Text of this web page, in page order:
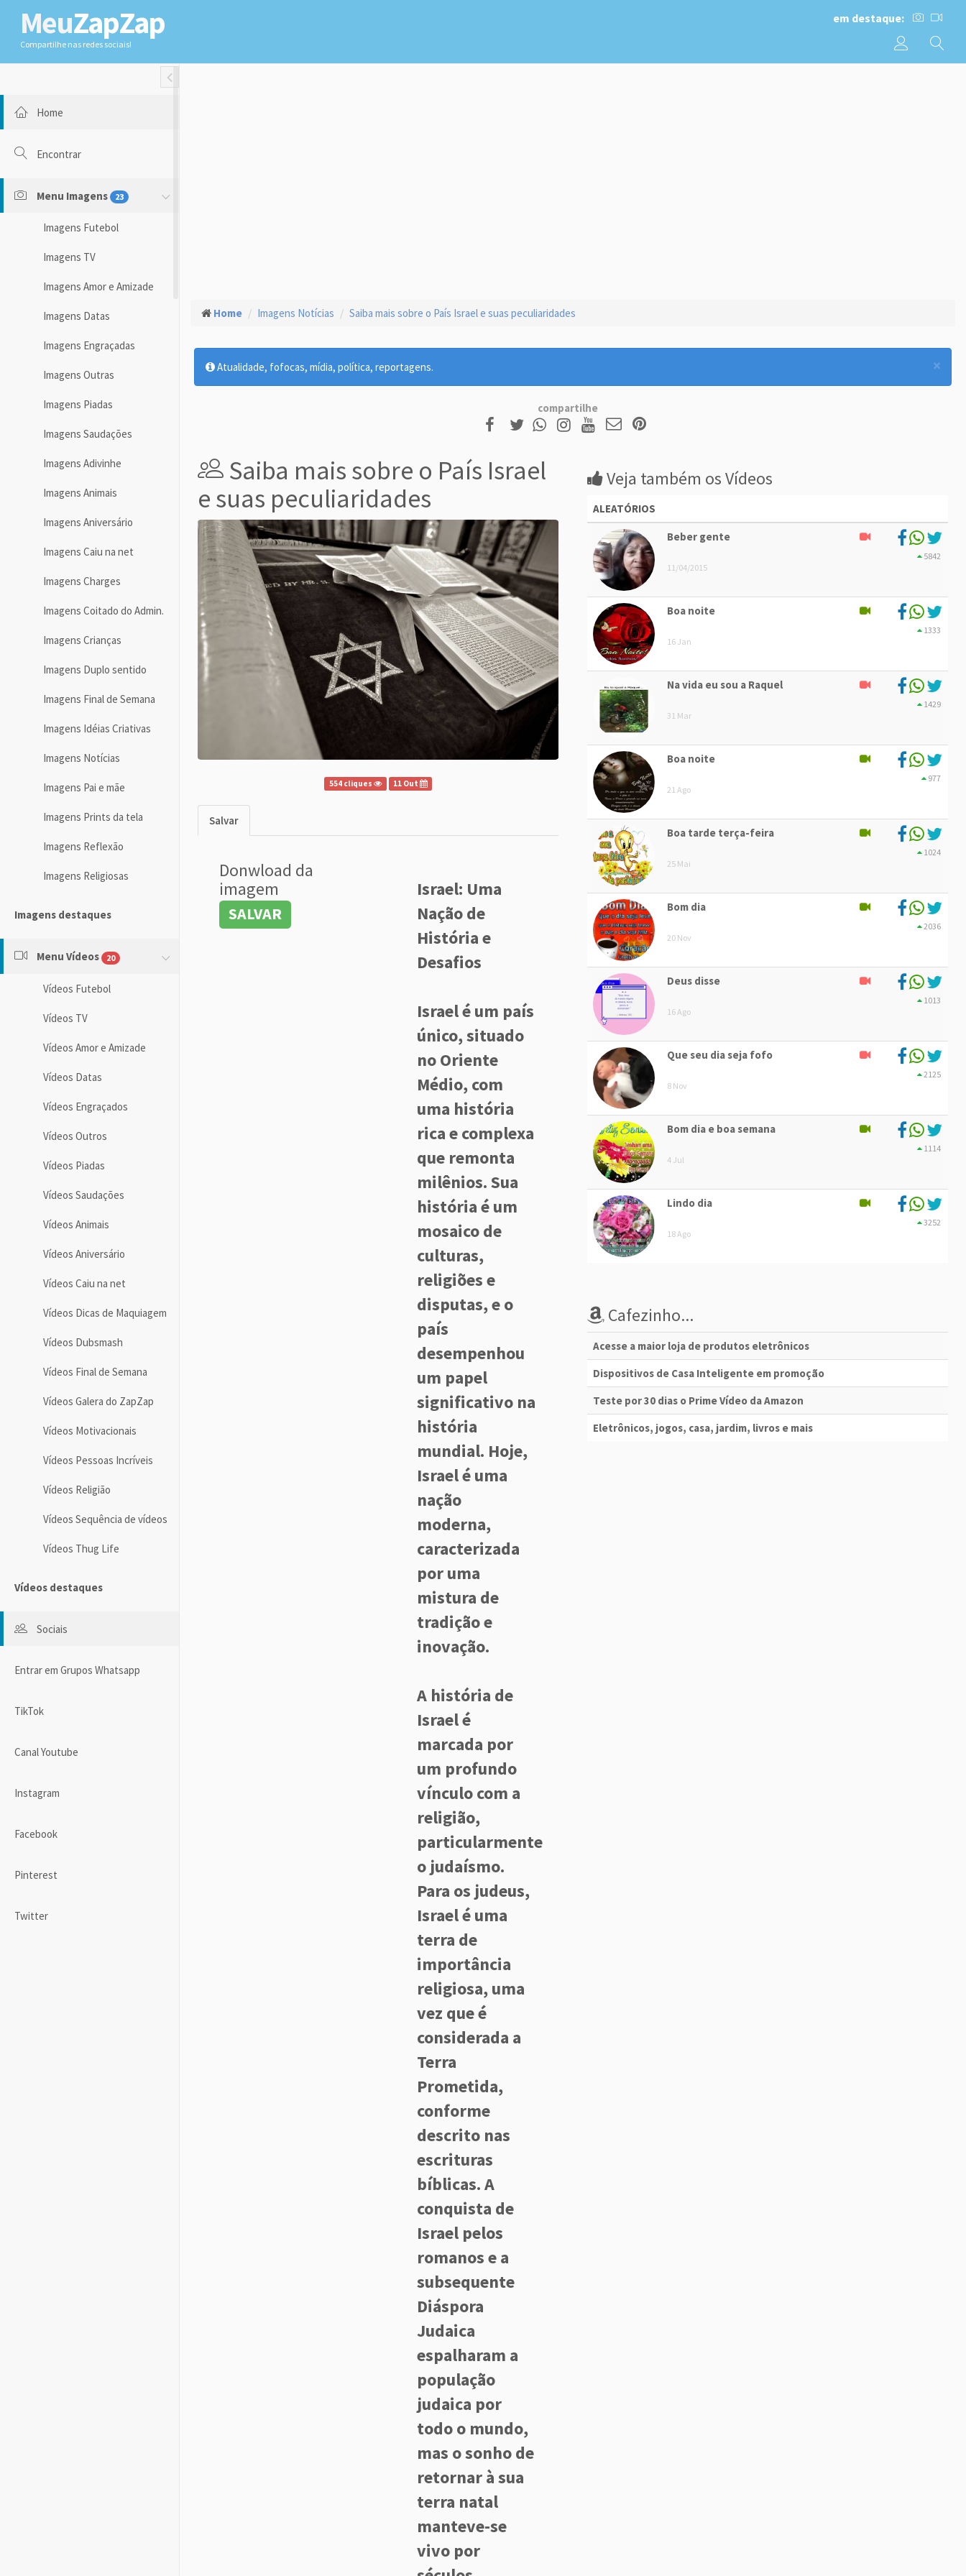
MeuZapZap
Compartilhe nas redes sociais!
em destaque:
Toggle Fullwidth
Home
Encontrar
Menu Imagens 23
Imagens Futebol
Imagens TV
Imagens Amor e Amizade
Imagens Datas
Imagens Engraçadas
Imagens Outras
Imagens Piadas
Imagens Saudações
Imagens Adivinhe
Imagens Animais
Imagens Aniversário
Imagens Caiu na net
Imagens Charges
Imagens Coitado do Admin.
Imagens Crianças
Imagens Duplo sentido
Imagens Final de Semana
Imagens Idéias Criativas
Imagens Notícias
Imagens Pai e mãe
Imagens Prints da tela
Imagens Reflexão
Imagens Religiosas
Imagens destaques
Menu Vídeos 20
Vídeos Futebol
Vídeos TV
Vídeos Amor e Amizade
Vídeos Datas
Vídeos Engraçados
Vídeos Outros
Vídeos Piadas
Vídeos Saudações
Vídeos Animais
Vídeos Aniversário
Vídeos Caiu na net
Vídeos Dicas de Maquiagem
Vídeos Dubsmash
Vídeos Final de Semana
Vídeos Galera do ZapZap
Vídeos Motivacionais
Vídeos Pessoas Incríveis
Vídeos Religião
Vídeos Sequência de vídeos
Vídeos Thug Life
Vídeos destaques
Sociais
Entrar em Grupos Whatsapp
TikTok
Canal Youtube
Instagram
Facebook
Pinterest
Twitter
Home Imagens Notícias Saiba mais sobre o País Israel e suas peculiaridades
×
Atualidade, fofocas, mídia, política, reportagens.
compartilhe
Saiba mais sobre o País Israel
e suas peculiaridades
554 cliques 11 Out
Salvar
Donwload da
imagem
SALVAR
Israel: Uma
Nação de
História e
Desafios
Israel é um país
único, situado
no Oriente
Médio, com
uma história
rica e complexa
que remonta
milênios. Sua
história é um
mosaico de
culturas,
religiões e
disputas, e o
país
desempenhou
um papel
significativo na
história
mundial. Hoje,
Israel é uma
nação
moderna,
caracterizada
por uma
mistura de
tradição e
inovação.
A história de
Israel é
marcada por
um profundo
vínculo com a
religião,
particularmente
o judaísmo.
Para os judeus,
Israel é uma
terra de
importância
religiosa, uma
vez que é
considerada a
Terra
Prometida,
conforme
descrito nas
escrituras
bíblicas. A
conquista de
Israel pelos
romanos e a
subsequente
Diáspora
Judaica
espalharam a
população
judaica por
todo o mundo,
mas o sonho de
retornar à sua
terra natal
manteve-se
vivo por
Veja também os Vídeos
ALEATÓRIOS
Beber gente
11/04/2015
5842
Boa noite
16 Jan
1333
Na vida eu sou a Raquel
31 Mar
1429
Boa noite
21 Ago
977
Boa tarde terça-feira
25 Mai
1024
Bom dia
20 Nov
2036
Deus disse
16 Ago
1013
Que seu dia seja fofo
8 Nov
2125
Bom dia e boa semana
4 Jul
1114
Lindo dia
18 Ago
3252
Cafezinho...
Acesse a maior loja de produtos eletrônicos
Dispositivos de Casa Inteligente em promoção
Teste por 30 dias o Prime Vídeo da Amazon
Eletrônicos, jogos, casa, jardim, livros e mais